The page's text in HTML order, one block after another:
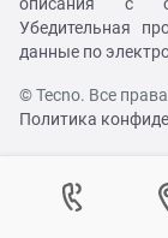
Убедительная
данные по
© Tecno. Все
Политика
Контактный
Как вам удобнее
Выберите
Изменение
Войти в личный